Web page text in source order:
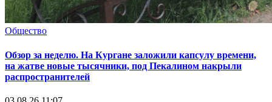
Общество
Обзор за неделю. На Кургане заложили капсулу времени,
на жатве новые тысячники, под Пекалином накрыли
распространителей